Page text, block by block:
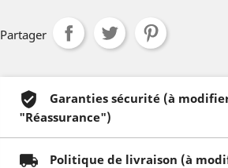
Partager
Garanties sécurité (à
"Réassurance")
Politique de livraison (à